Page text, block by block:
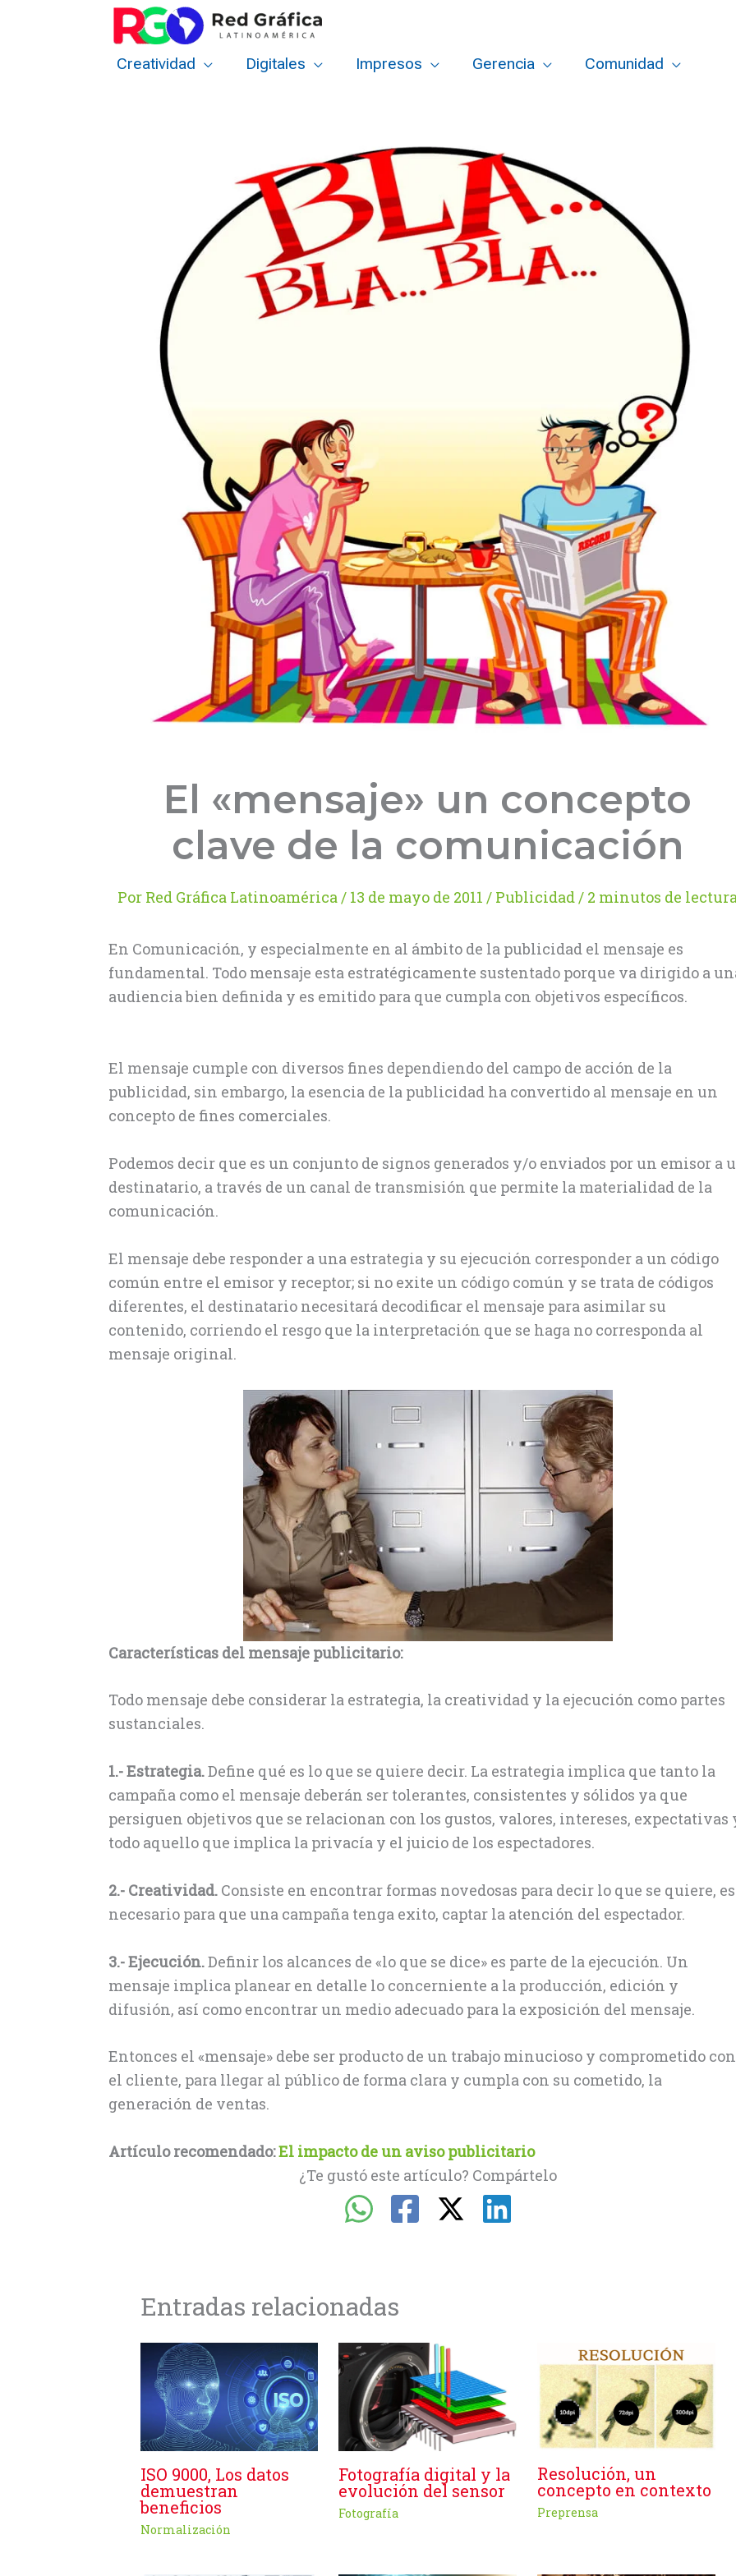
Creatividad Digitales Impresos Gerencia Comunidad
El «mensaje» un concepto
clave de la comunicación
Por Red Gráfica Latinoamérica/ 13 de mayo de 2011/ Publicidad/ 2 minutos de
En Comunicación, y especialmente en al ámbito de la publicidad el mensaje es
fundamental. Todo mensaje esta estratégicamente sustentado porque va dirigido a
audiencia bien definida y es emitido para que cumpla con objetivos específicos.
El mensaje cumple con diversos fines dependiendo del campo de acción de la
publicidad, sin embargo, la esencia de la publicidad ha convertido al mensaje en un
concepto de fines comerciales.
Podemos decir que es un conjunto de signos generados y/o enviados por un emisor a
destinatario, a través de un canal de transmisión que permite la materialidad de la
comunicación.
El mensaje debe responder a una estrategia y su ejecución corresponder a un código
común entre el emisor y receptor; si no exite un código común y se trata de códigos
diferentes, el destinatario necesitará decodificar el mensaje para asimilar su
contenido, corriendo el resgo que la interpretación que se haga no corresponda al
mensaje original.
Características del mensaje publicitario:
Todo mensaje debe considerar la estrategia, la creatividad y la ejecución como partes
sustanciales.
1.- Estrategia.Define qué es lo que se quiere decir. La estrategia implica que tanto la
campaña como el mensaje deberán ser tolerantes, consistentes y sólidos ya que
persiguen objetivos que se relacionan con los gustos, valores, intereses, expectativas
todo aquello que implica la privacía y el juicio de los espectadores.
2.- Creatividad. Consiste en encontrar formas novedosas para decir lo que se quiere, es
necesario para que una campaña tenga exito, captar la atención del espectador.
3.- Ejecución.Definir los alcances de «lo que se dice» es parte de la ejecución. Un
mensaje implica planear en detalle lo concerniente a la producción, edición y
difusión, así como encontrar un medio adecuado para la exposición del mensaje.
Entonces el «mensaje» debe ser producto de un trabajo minucioso y comprometido con
el cliente, para llegar al público de forma clara y cumpla con su cometido, la
generación de ventas.
Artículo recomendado:El impacto de un aviso publicitario
¿Te gustó este artículo? Compártelo
Entradas relacionadas
ISO 9000, Los datos
demuestran
beneficios
Normalización
Fotografía digital y la
evolución del sensor
Fotografía
Resolución, un
concepto en contexto
Preprensa